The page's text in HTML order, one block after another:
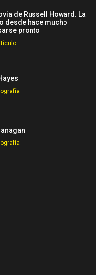
de Russell Howard. La
desde hace mucho
pronto